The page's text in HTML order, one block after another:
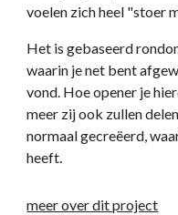
voelen zich heel "stoer
Het is gebaseerd
waarin je net bent
vond. Hoe opener je
meer zij ook zullen
normaal gecreëerd,
heeft.
meer over dit project